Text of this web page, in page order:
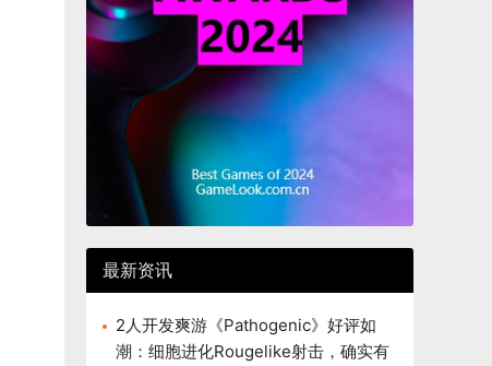
最新资讯
2人开发爽游《Pathogenic》好评如
潮：细胞进化Rougelike射击，确实有